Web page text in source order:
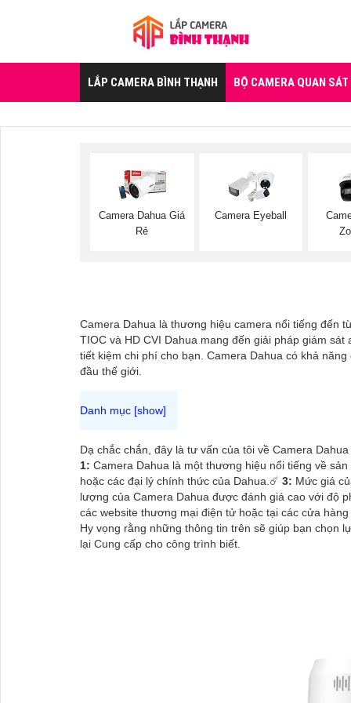
LẮP CAMERA BÌNH THẠNH BỘ CAMERA QUAN SÁT
Camera Dahua Giá
Rẻ
Camera Eyeball
Camera Dahua là thương hiệu camera nổi tiếng đến
TIOC và HD CVI Dahua mang đến giải pháp giám
tiết kiệm chi phí cho bạn. Camera Dahua có khả
đầu thế giới.
Dạ chắc chắn, đây là tư vấn của tôi về Camera
1: Camera Dahua là một thương hiệu nổi tiếng về
hoặc các đại lý chính thức của Dahua.☄️ 3: Mức giá
lượng của Camera Dahua được đánh giá cao với độ
các website thương mại điện tử hoặc tại các cửa
Hy vọng rằng những thông tin trên sẽ giúp bạn chọn
lại Cung cấp cho công trình biết.